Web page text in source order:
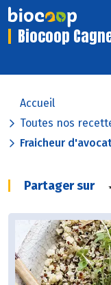
Biocoop
Accueil
Toutes nos
Fraicheur
Partager sur